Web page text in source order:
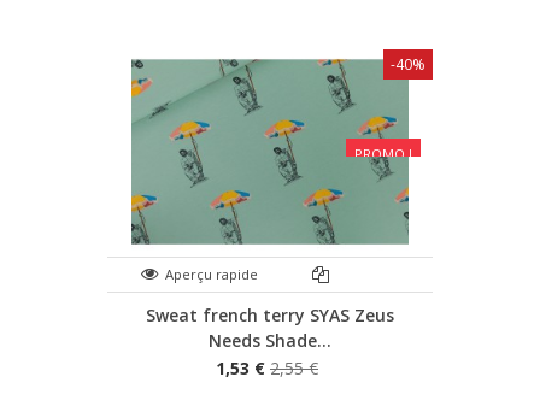
PROMO !
Aperçu rapide
Sweat french terry SYAS Zeus
Needs Shade...
1,53 € 2,55 €
-40%